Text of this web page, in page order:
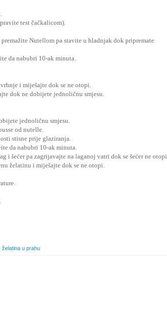
test čačkalicom).
Nutellom pa stavite u hladnjak dok pripremate
da nabubri 10-ak minuta.
i miješajte dok se ne otopi.
dok ne dobijete jednoličnu smjesu.
jednoličnu smjesu.
od nutelle.
stisne prije glaziranja.
da nabubri 10-ak minuta.
i šećer pa zagrijavajte na laganoj vatri dok se šećer ne otopi.
želatinu i miješajte dok se ne otopi.
želatina u prahu